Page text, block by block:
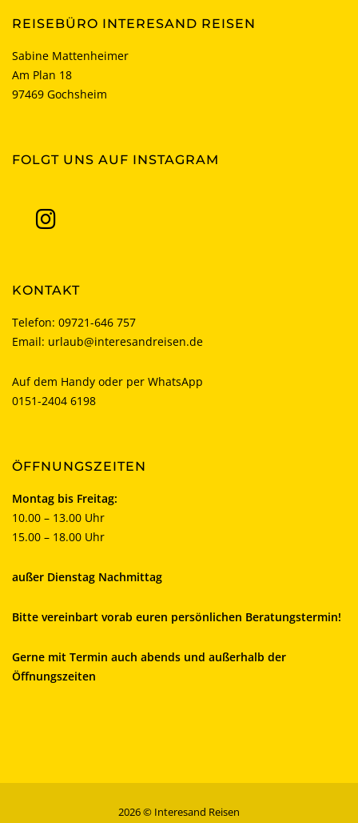
REISEBÜRO INTERESAND REISEN
Sabine Mattenheimer
Am Plan 18
97469 Gochsheim
FOLGT UNS AUF INSTAGRAM
KONTAKT
Telefon: 09721-646 757
Email: urlaub@interesandreisen.de
Auf dem Handy oder per WhatsApp
0151-2404 6198
ÖFFNUNGSZEITEN
Montag bis Freitag:
10.00 – 13.00 Uhr
15.00 – 18.00 Uhr
außer Dienstag Nachmittag
Bitte vereinbart vorab euren persönlichen Beratungstermin!
Gerne mit Termin auch abends und außerhalb der
Öffnungszeiten
2026 © Interesand Reisen